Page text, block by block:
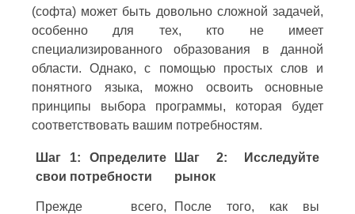
(софта) может быть довольно сложной задачей,
особенно для тех, кто не имеет
специализированного образования в данной
области. Однако, с помощью простых слов и
понятного языка, можно освоить основные
принципы выбора программы, которая будет
соответствовать вашим потребностям.
Шаг 1: Определите
свои потребности
Прежде всего,
Шаг 2: Исследуйте
рынок
После того, как вы